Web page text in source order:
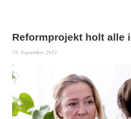
Reformprojekt holt alle
19. September 2021